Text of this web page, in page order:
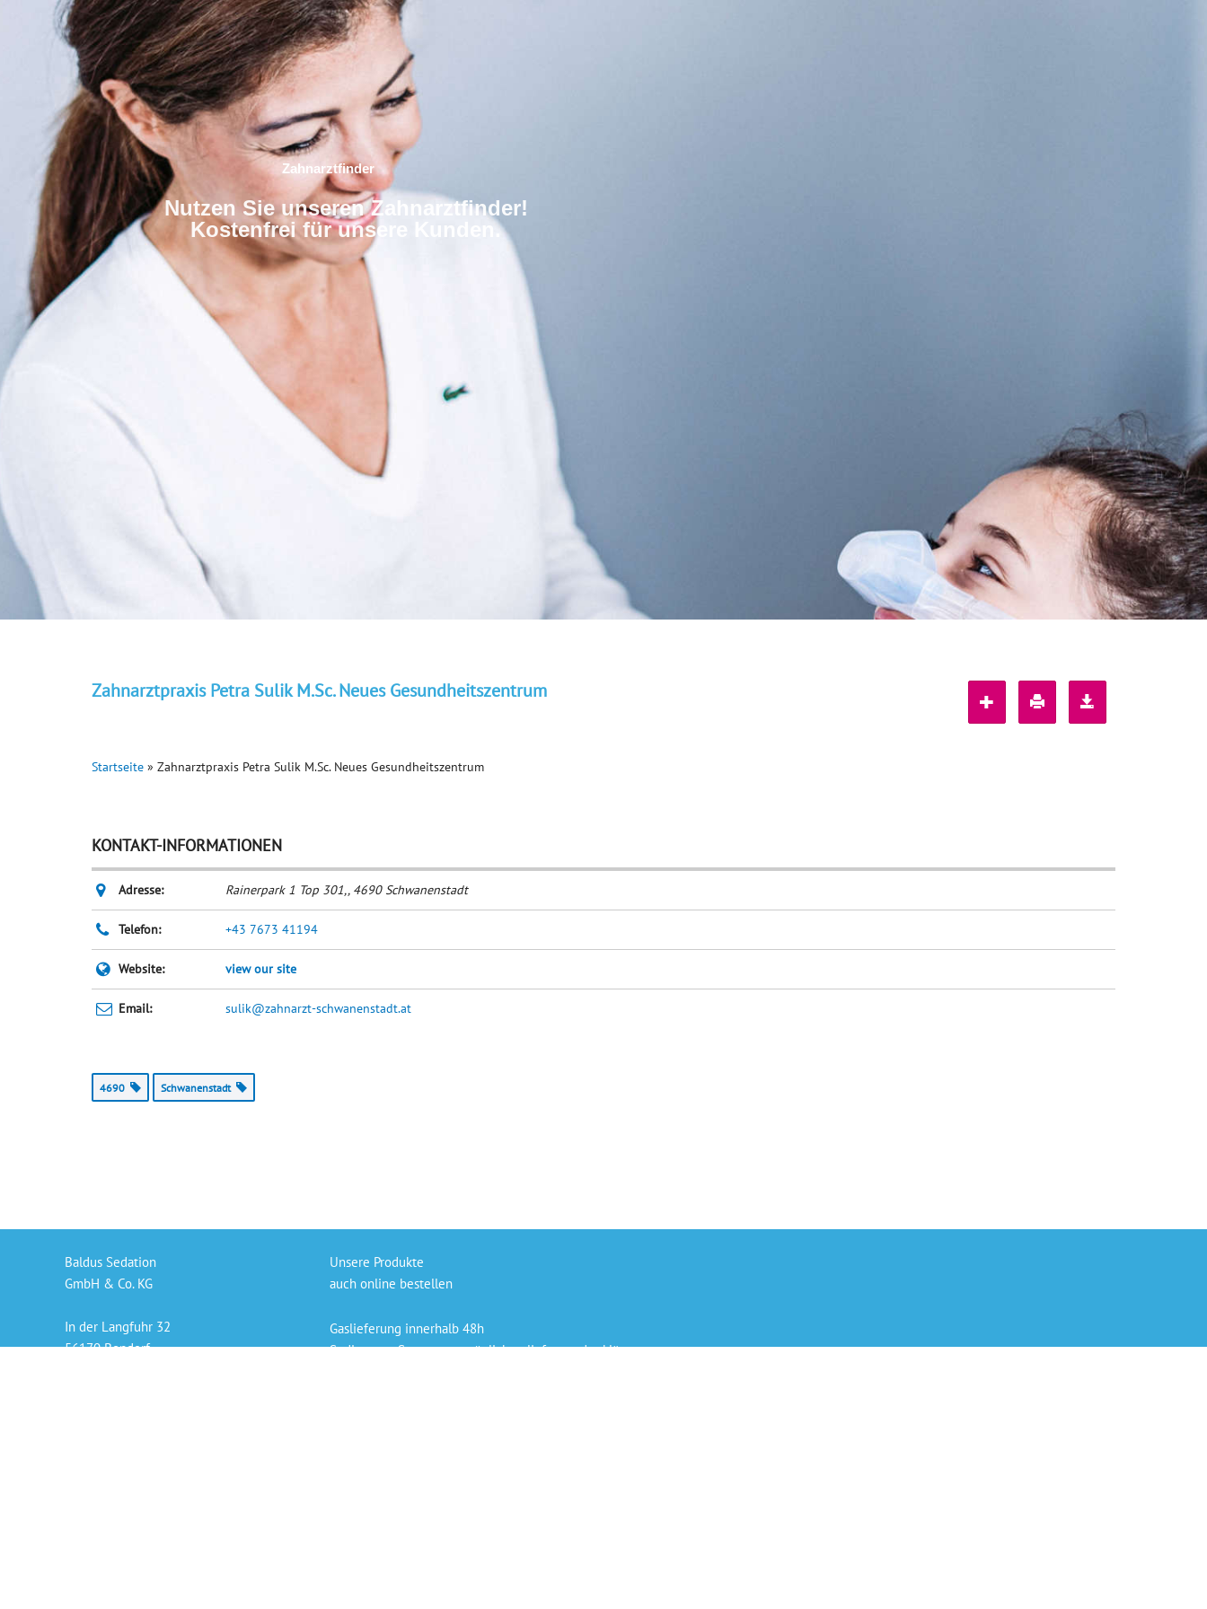
Zahnarztfinder
Nutzen Sie unseren Zahnarztfinder!
Kostenfrei für unsere Kunden.
Zahnarztpraxis Petra Sulik M.Sc. Neues Gesundheitszentrum
Startseite » Zahnarztpraxis Petra Sulik M.Sc. Neues Gesundheitszentrum
KONTAKT-INFORMATIONEN
Adresse: Rainerpark 1 Top 301,, 4690Schwanenstadt
Telefon: +43 7673 41194
Website: view our site
Email: sulik@zahnarzt-schwanenstadt.at
4690 Schwanenstadt
Baldus Sedation
GmbH & Co. KG
In der Langfuhr 32
56170 Bendorf
Unsere Produkte
auch online bestellen
Gaslieferung innerhalb 48h
Sedierungs-Systeme persönlich geliefert und erklärt